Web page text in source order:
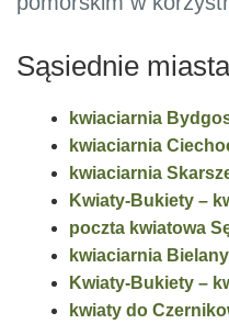
Sąsiednie miasta
kwiaciarnia
kwiaciarnia
kwiaciarnia
Kwiaty-Bukiety –
poczta kwiatowa
kwiaciarnia Bielany
Kwiaty-Bukiety –
kwiaty do